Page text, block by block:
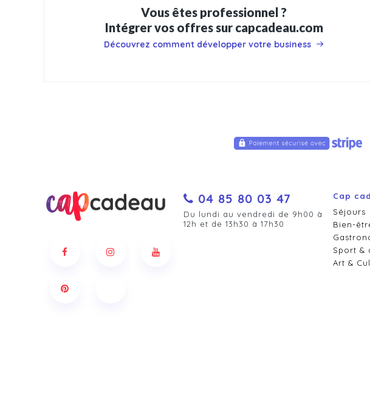
Vous êtes professionnel ?
Intégrer vos offres sur capcadeau.com
Découvrez comment développer votre business
04 85 80 03 47
Du lundi au vendredi de 9h00 à
12h et de 13h30 à 17h30
Cap
Séjours
Bien-
Sport &
Art &